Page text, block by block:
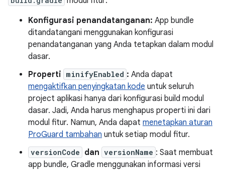
Konfigurasi penandatanganan: App bundle
ditandatangani menggunakan konfigurasi
penandatanganan yang Anda tetapkan dalam modul
dasar.
Properti minifyEnabled : Anda dapat
mengaktifkan penyingkatan kode untuk seluruh
project aplikasi hanya dari konfigurasi build modul
dasar. Jadi, Anda harus menghapus properti ini dari
modul fitur. Namun, Anda dapat menetapkan aturan
ProGuard tambahan untuk setiap modul fitur.
versionCode dan versionName : Saat membuat
app bundle, Gradle menggunakan informasi versi